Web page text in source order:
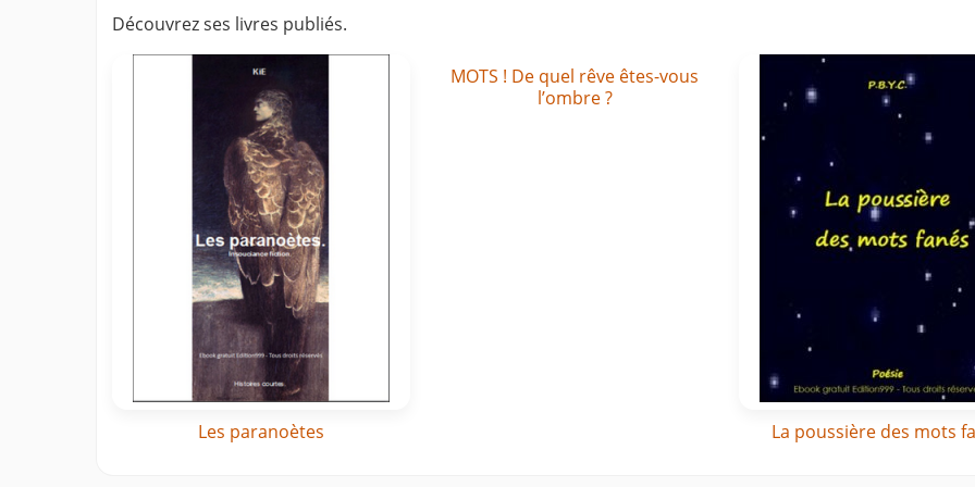
Découvrez ses livres publiés.
Les paranoètes
MOTS ! De quel rêve êtes-vous
l’ombre ?
La poussière des mots